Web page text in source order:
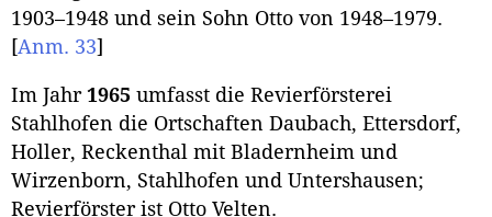
1903–1948 und sein Sohn Otto von 1948–1979.
[Anm. 33]
Im Jahr 1965 umfasst die Revierförsterei
Stahlhofen die Ortschaften Daubach, Ettersdorf,
Holler, Reckenthal mit Bladernheim und
Wirzenborn, Stahlhofen und Untershausen;
Revierförster ist Otto Velten.